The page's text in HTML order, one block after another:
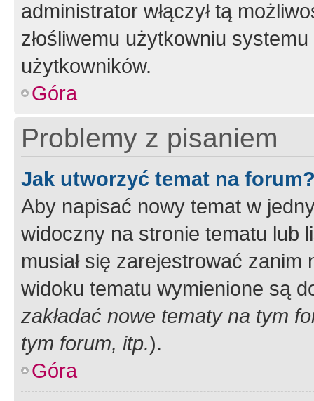
administrator włączył tą
złośliwemu użytkowniu
użytkowników.
Góra
Problemy z pisaniem
Jak utworzyć temat na
Aby napisać nowy temat w
widoczny na stronie tematu lub
musiał się zarejestrować
widoku tematu wymienione są
zakładać nowe tematy na tym
tym forum, itp.).
Góra